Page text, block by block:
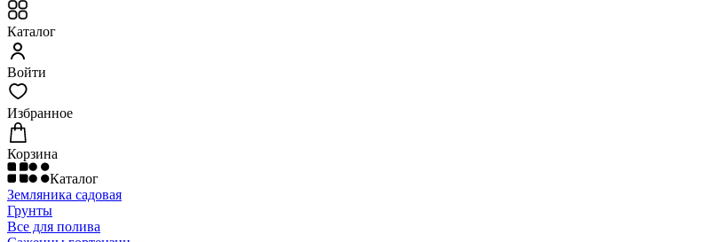
Каталог
Войти
Избранное
Корзина
Каталог
Земляника садовая
Грунты
Все для полива